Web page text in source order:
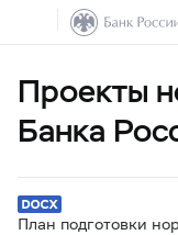
Проекты
Банка
План подготовки